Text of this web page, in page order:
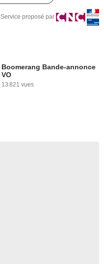
Service proposé par
Boomerang Bande-annonce
VO
13 821 vues